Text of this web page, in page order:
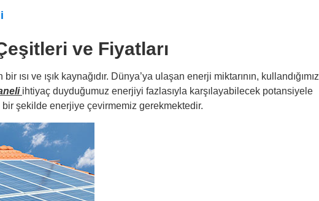
ve Fiyatları
ve ışık kaynağıdır. Dünya’ya ulaşan enerji miktarının, kullandığımız
ihtiyaç duyduğumuz enerjiyi fazlasıyla karşılayabilecek potansiyele
şekilde enerjiye çevirmemiz gerekmektedir.